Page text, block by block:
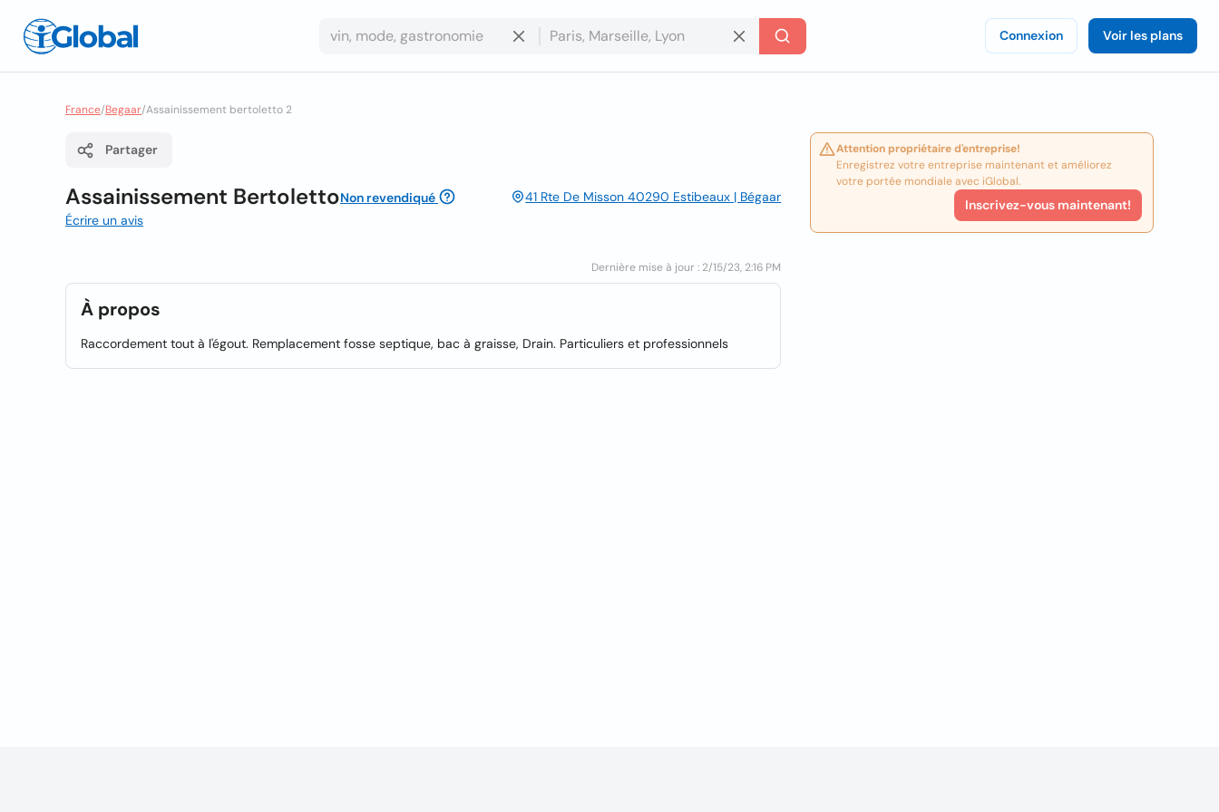
Connexion Voir les plans
France/Begaar/Assainissement bertoletto 2
Partager
Assainissement BertolettoNon revendiqué
41 Rte De Misson 40290 Estibeaux | Bégaar
Écrire un avis
Dernière mise à jour : 2/15/23, 2:16 PM
À propos
Raccordement tout à l'égout. Remplacement fosse septique, bac à graisse, Drain. Particuliers et professionnels
Attention propriétaire d'entreprise!
Enregistrez votre entreprise maintenant et améliorez
votre portée mondiale avec iGlobal.
Inscrivez-vous maintenant!